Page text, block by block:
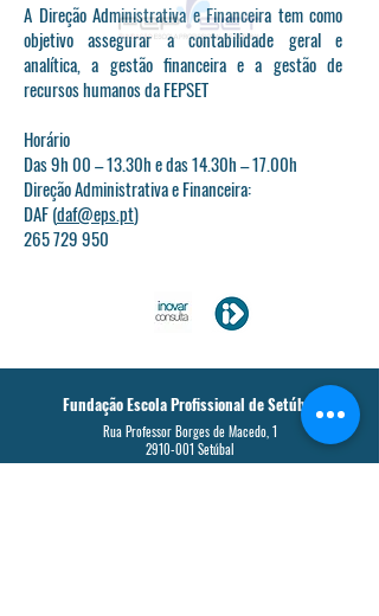
A Direção Administrativa e Financeira tem como
objetivo assegurar a contabilidade geral e
analítica, a gestão financeira e a gestão de
recursos humanos da FEPSET
Horário
Das 9h 00 – 13.30h e das 14.30h – 17.00h
Direção Administrativa e Financeira:
DAF (daf@eps.pt)
265 729 950
Fundação Escola Profissional de Setúbal
Rua Professor Borges de Macedo, 1
2910-001 Setúbal